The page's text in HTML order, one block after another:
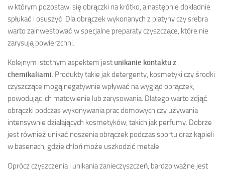
w którym pozostawi się obrączki na krótko, a następnie dokładnie
spłukać i osuszyć. Dla obrączek wykonanych z platyny czy srebra
warto zainwestować w specjalne preparaty czyszczące, które nie
zarysują powierzchni.
Kolejnym istotnym aspektem jest unikanie kontaktu z
chemikaliami. Produkty takie jak detergenty, kosmetyki czy środki
czyszczące mogą negatywnie wpływać na wygląd obrączek,
powodując ich matowienie lub zarysowania. Dlatego warto zdjąć
obrączki podczas wykonywania prac domowych czy używania
intensywnie działających kosmetyków, takich jak perfumy. Dobrze
jest również unikać noszenia obrączek podczas sportu oraz kąpieli
w basenach, gdzie chloń może uszkodzić metale.
Oprócz czyszczenia i unikania zanieczyszczeń, bardzo ważne jest